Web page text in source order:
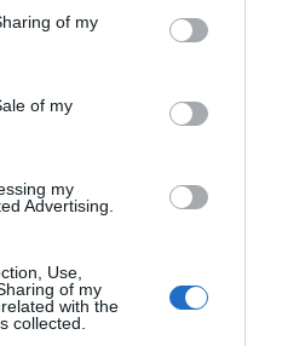
of my
of my
my
Advertising.
Use,
of my
with the
collected.στο Instagram.